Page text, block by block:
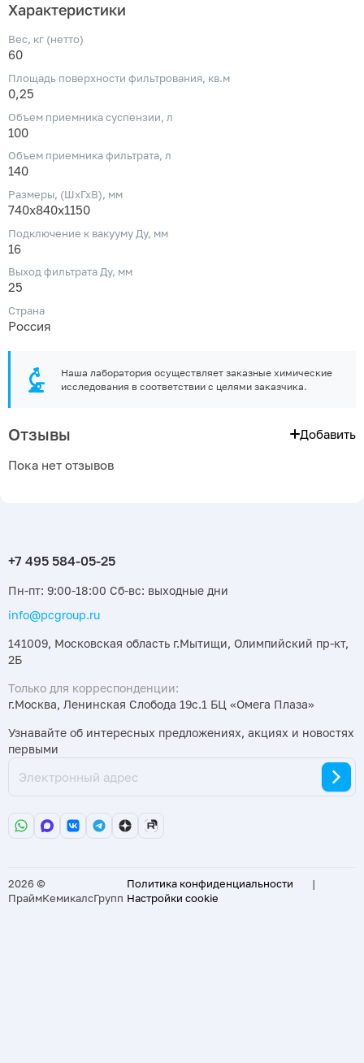
Характеристики
Вес, кг (нетто)
60
Площадь поверхности фильтрования, кв.м
0,25
Объем приемника суспензии, л
100
Объем приемника фильтрата, л
140
Размеры, (ШхГхВ), мм
740х840х1150
Подключение к вакууму Ду, мм
16
Выход фильтрата Ду, мм
25
Страна
Россия
Наша лаборатория осуществляет заказные химические
исследования в соответствии с целями заказчика.
Отзывы Добавить
Пока нет отзывов
Пн-пт: 9:00-18:00 Сб-вс: выходные дни
info@pcgroup.ru
141009, Московская область г.Мытищи, Олимпийский пр-кт,
2Б
Только для корреспонденции:
г.Москва, Ленинская Слобода 19с.1 БЦ «Омега Плаза»
Узнавайте об интересных предложениях, акциях и новостях
первыми
2026 ©
ПраймКемикалсГрупп
Политика конфиденциальности
|
Настройки cookie